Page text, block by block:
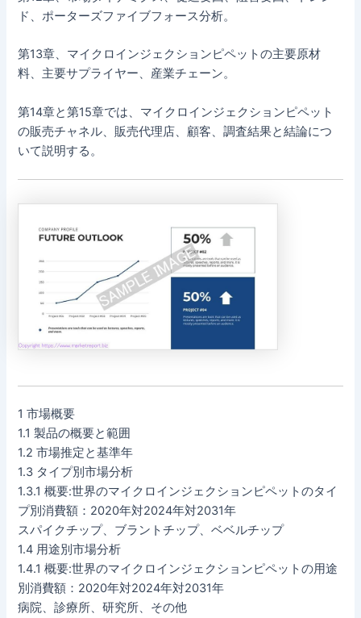
ド、ポーターズファイブフォース分析。
第13章、マイクロインジェクションピペットの主要原材
料、主要サプライヤー、産業チェーン。
第14章と第15章では、マイクロインジェクションピペット
の販売チャネル、販売代理店、顧客、調査結果と結論につ
いて説明する。
1 市場概要
1.1 製品の概要と範囲
1.2 市場推定と基準年
1.3 タイプ別市場分析
1.3.1 概要:世界のマイクロインジェクションピペットのタイ
プ別消費額：2020年対2024年対2031年
スパイクチップ、ブラントチップ、ベベルチップ
1.4 用途別市場分析
1.4.1 概要:世界のマイクロインジェクションピペットの用途
別消費額：2020年対2024年対2031年
病院、診療所、研究所、その他